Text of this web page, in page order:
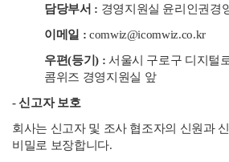
담당부서 : 경영지원실 윤리인권경
이메일 : comwiz@icomwiz.co.kr
우편(등기) : 서울시 구로구 디지털
콤위즈 경영지원실 앞
- 신고자 보호
회사는 신고자 및 조사 협조자의 신원과
비밀로 보장합니다.